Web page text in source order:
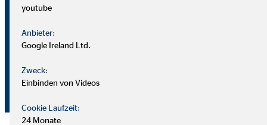
Bei OVB gibt es keine Grenzen: Unser Karriereplan bietet
Aufstiegsmöglichkeiten durch Ausbildung und Praxis.
Unterstützung bekommst du von deinem Team und deiner
youtube
Anbieter:
Google Ireland Ltd.
Zweck:
Einbinden von Videos
Cookie Laufzeit:
24 Monate